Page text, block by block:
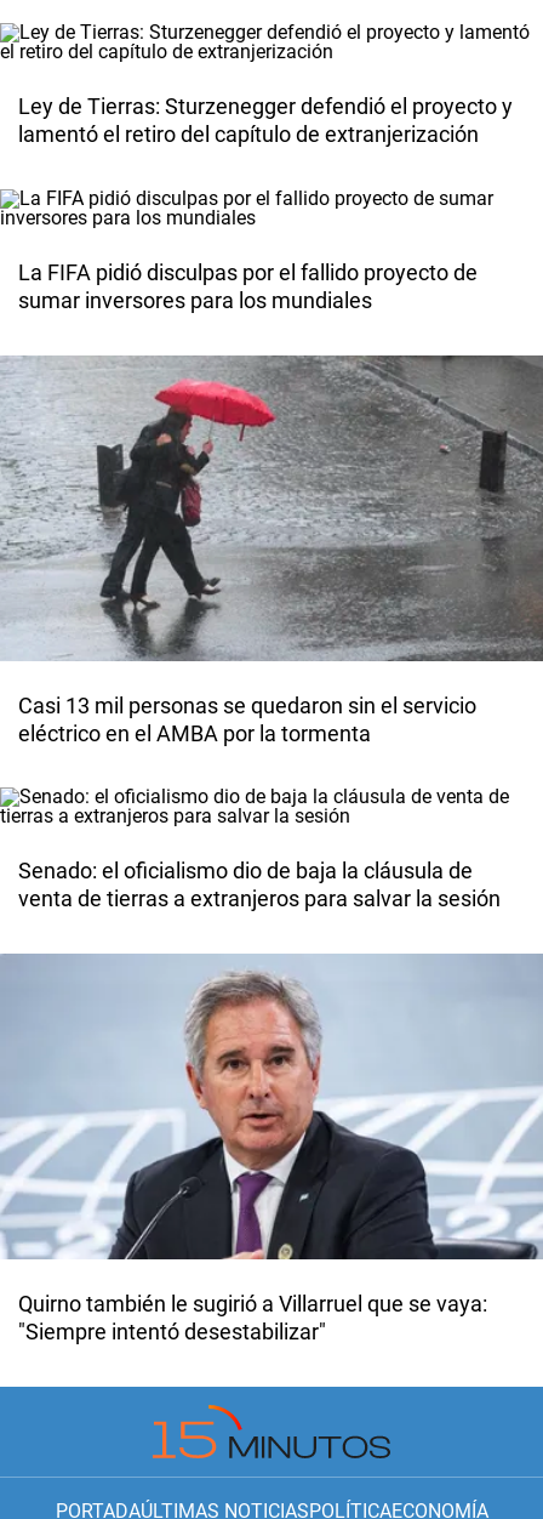
Ley de Tierras: Sturzenegger defendió el proyecto y
lamentó el retiro del capítulo de extranjerización
La FIFA pidió disculpas por el fallido proyecto de
sumar inversores para los mundiales
Casi 13 mil personas se quedaron sin el servicio
eléctrico en el AMBA por la tormenta
Senado: el oficialismo dio de baja la cláusula de
venta de tierras a extranjeros para salvar la sesión
Quirno también le sugirió a Villarruel que se vaya:
"Siempre intentó desestabilizar"
PORTADAÚLTIMAS NOTICIASPOLÍTICAECONOMÍA